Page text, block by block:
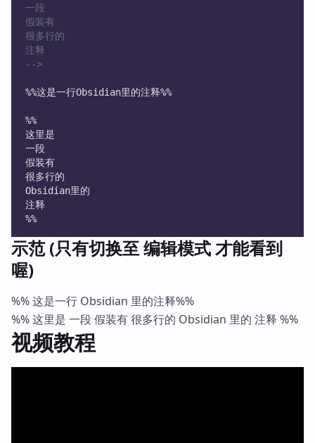
一段
假装有
很多行的
注释
-->
%%这是一行Obsidian里的注释%%
%%
这里是
一段
假装有
很多行的
Obsidian里的
注释
%%
示范 (只有切换至 编辑模式 才能看到
喔)
%% 这是一行 Obsidian 里的注释%%
%% 这里是 一段 假装有 很多行的 Obsidian 里的 注释 %%
视频教程